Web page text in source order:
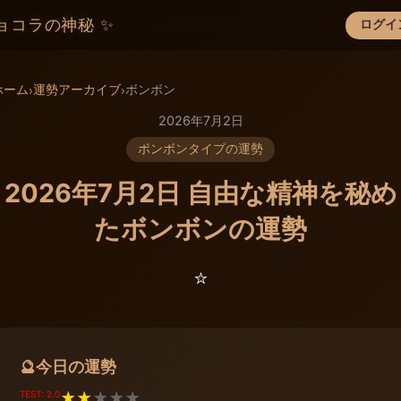
コラの神秘 ✨ ログイ
×
ーム›運勢アーカイブ›ボンボン
2026年7月2日
ボンボンタイプの運勢
2026年7月2日 自由な精神を秘め
たボンボンの運勢
⭐️
🔮今日の運勢
TEST: 2.0